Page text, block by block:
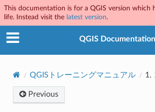
This documentation is for a QGIS version which
life. Instead visit the latest version.
QGIS Documentation
QGISトレーニングマニュアル 1.
Previous